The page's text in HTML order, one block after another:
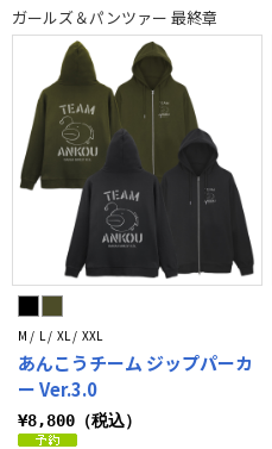
ガールズ＆パンツァー 最終章
M / L / XL / XXL
あんこうチーム ジップパーカ
ー Ver.3.0
¥8,800（税込）